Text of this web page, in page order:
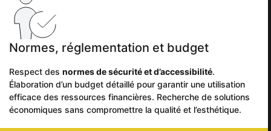
Normes, réglementation et budget
Respect des normes de sécurité et d’accessibilité.
Élaboration d’un budget détaillé pour garantir une utilisation
efficace des ressources financières. Recherche de solutions
économiques sans compromettre la qualité et l’esthétique.